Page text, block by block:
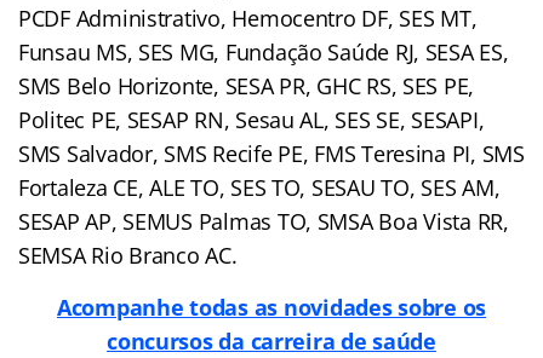
PCDF Administrativo, Hemocentro DF, SES MT,
Funsau MS, SES MG, Fundação Saúde RJ, SESA ES,
SMS Belo Horizonte, SESA PR, GHC RS, SES PE,
Politec PE, SESAP RN, Sesau AL, SES SE, SESAPI,
SMS Salvador, SMS Recife PE, FMS Teresina PI, SMS
Fortaleza CE, ALE TO, SES TO, SESAU TO, SES AM,
SESAP AP, SEMUS Palmas TO, SMSA Boa Vista RR,
SEMSA Rio Branco AC.
Acompanhe todas as novidades sobre os
concursos da carreira de saúde